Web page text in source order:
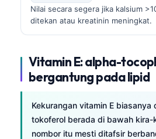
Nilai secara segera jika kalsium
ditekan atau kreatinin meningkat.
Vitamin E: alpha-
bergantung pada lipid
Kekurangan vitamin E
tokoferol berada di bawah
nombor itu mesti ditafsir
Esperanto
Ślōnskŏ gŏdka
Norsk bokmål